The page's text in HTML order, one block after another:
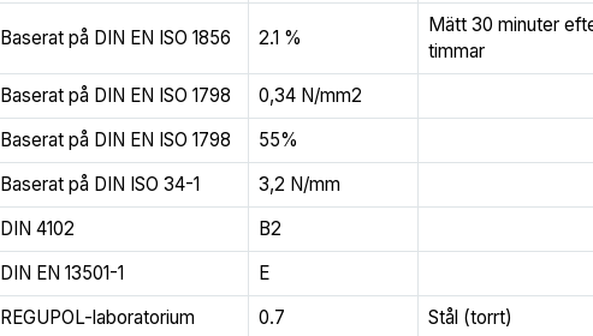
Baserat på DIN EN ISO 1856 2.1 %
Mätt 30 minuter
timmar
Baserat på DIN EN ISO 1798
0,34 N/mm2
Baserat på DIN EN ISO 1798
55%
Baserat på DIN ISO 34-1
3,2 N/mm
DIN 4102
B2
DIN EN 13501-1
E
REGUPOL-laboratorium 0.7
Stål (torrt)